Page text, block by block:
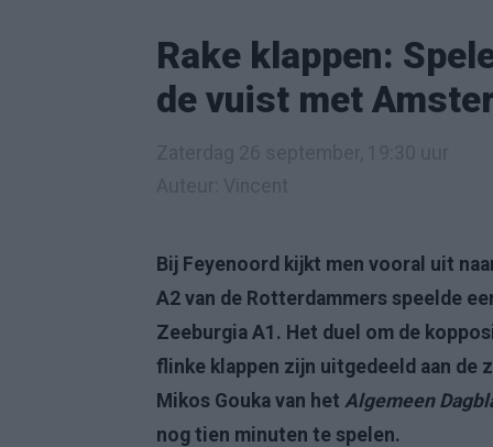
Rake klappen:
de vuist met
Bij Feyenoord kijkt men vooral uit
A2 van de Rotterdammers speelde
Zeeburgia A1. Het duel om de
flinke klappen zijn uitgedeeld aan de
Mikos Gouka van het Algemeen
nog tien minuten te spelen.